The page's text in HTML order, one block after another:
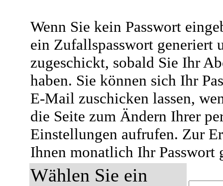
Wenn Sie kein Passwort
ein Zufallspasswort generiert
zugeschickt, sobald Sie Ihr
haben. Sie können sich Ihr
E-Mail zuschicken lassen,
die Seite zum Ändern Ihrer
Einstellungen aufrufen. Zur
Ihnen monatlich Ihr Passwort
Wählen Sie ein